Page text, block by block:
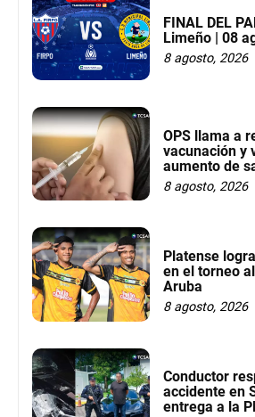
FINAL DEL
Limeño | 08
8 agosto, 2026
OPS llama a
vacunación y
aumento de
8 agosto, 2026
Platense
en el torneo
Aruba
8 agosto, 2026
Conductor
accidente en
entrega a la